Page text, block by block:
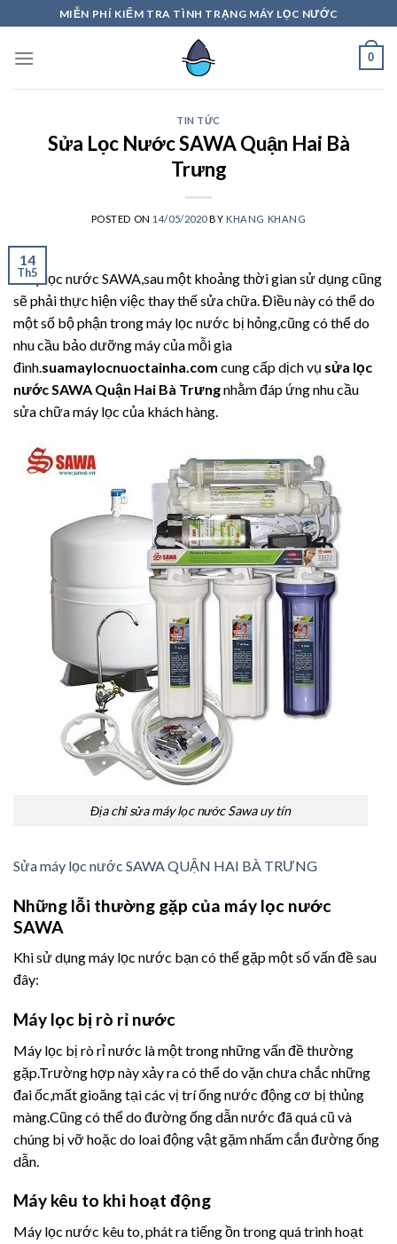
to
content
MIỄN PHÍ KIỂM TRA TÌNH TRẠNG MÁY LỌC NƯỚC
0
TIN TỨC
Sửa Lọc Nước SAWA Quận Hai Bà
Trưng
POSTED ON 14/05/2020BY KHANG KHANG
14
Th5
Máy lọc nước SAWA,sau một khoảng thời gian sử dụng cũng
sẽ phải thực hiện việc thay thế sửa chữa. Điều này có thể do
một số bộ phận trong máy lọc nước bị hỏng,cũng có thể do
nhu cầu bảo dưỡng máy của mỗi gia
đình. suamaylocnuoctainha.com cung cấp dịch vụ sửa lọc
nước SAWA Quận Hai Bà Trưngnhằm đáp ứng nhu cầu
sửa chữa máy lọc của khách hàng.
Địa chỉ sửa máy lọc nước Sawa uy tín
Sửa máy lọc nước SAWA QUẬN HAI BÀ TRƯNG
Những lỗi thường gặp của máy lọc nước
SAWA
Khi sử dụng máy lọc nước bạn có thể gặp một số vấn đề sau
đây:
Máy lọc bị rò rỉ nước
Máy lọc bị rò rỉ nước là một trong những vấn đề thường
gặp.Trường hợp này xảy ra có thể do vặn chưa chắc những
đai ốc,mất gioăng tại các vị trí ống nước động cơ bị thủng
màng.Cũng có thể do đường ống dẫn nước đã quá cũ và
chúng bị vỡ hoặc do loai động vật gặm nhấm cắn đường ống
dẫn.
Máy kêu to khi hoạt động
Máy lọc nước kêu to, phát ra tiếng ồn trong quá trình hoạt